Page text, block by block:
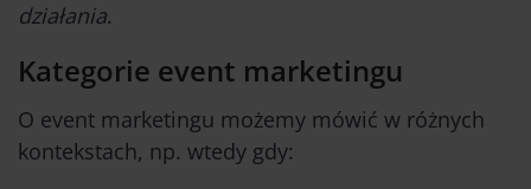
działania.
Kategorie event marketingu
O event marketingu możemy mówić w różnych
kontekstach, np. wtedy gdy: